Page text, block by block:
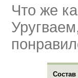
Что же